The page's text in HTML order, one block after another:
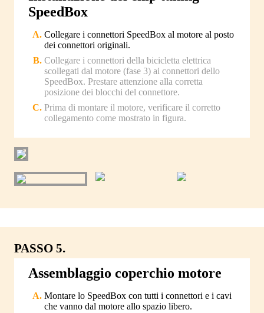
SpeedBox
Collegare i connettori SpeedBox al motore al posto
dei connettori originali.
Collegare i connettori della bicicletta elettrica
scollegati dal motore (fase 3) ai connettori dello
SpeedBox. Prestare attenzione alla corretta
posizione dei blocchi del connettore.
Prima di montare il motore, verificare il corretto
collegamento come mostrato in figura.
PASSO 5.
Assemblaggio coperchio motore
Montare lo SpeedBox con tutti i connettori e i cavi
che vanno dal motore allo spazio libero.